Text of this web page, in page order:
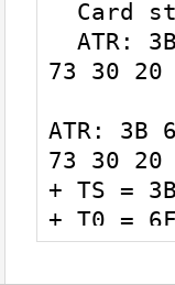
00000511
path: /
11598832
for a
path: /
73 30 20
ATR: 3B
73 30 20
+ TS =
+ T0 =
bytes)